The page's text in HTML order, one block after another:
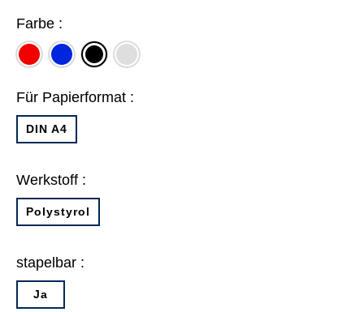
Farbe :
rot blau schwarzlichtgrau
Für Papierformat :
DIN A4
Werkstoff :
Polystyrol
stapelbar :
Ja